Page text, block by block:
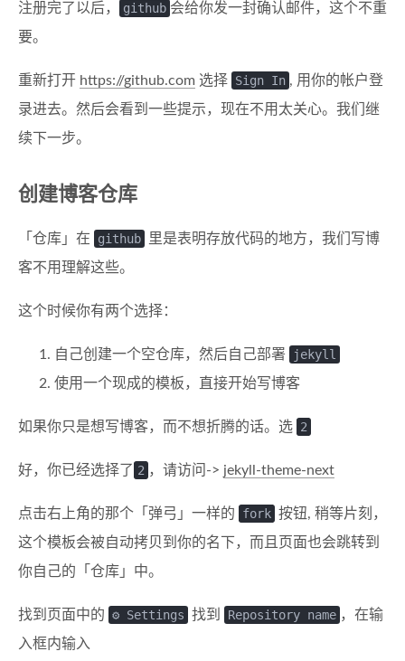
注册完了以后， github 会给你发一封确认邮件，这个不重
要。
重新打开 https://github.com 选择 Sign In , 用你的帐户登
录进去。然后会看到一些提示，现在不用太关心。我们继
续下一步。
创建博客仓库
「仓库」在 github
里是表明存放代码的地方，我们写博
客不用理解这些。
这个时候你有两个选择：
自己创建一个空仓库，然后自己部署
jekyll
使用一个现成的模板，直接开始写博客
如果你只是想写博客，而不想折腾的话。选 2
好，你已经选择了 2 ，请访问-> jekyll-theme-next
点击右上角的那个「弹弓」一样的 fork 按钮, 稍等片刻，
这个模板会被自动拷贝到你的名下，而且页面也会跳转到
你自己的「仓库」中。
找到页面中的 ⚙ Settings 找到 Repository name ，在输
入框内输入